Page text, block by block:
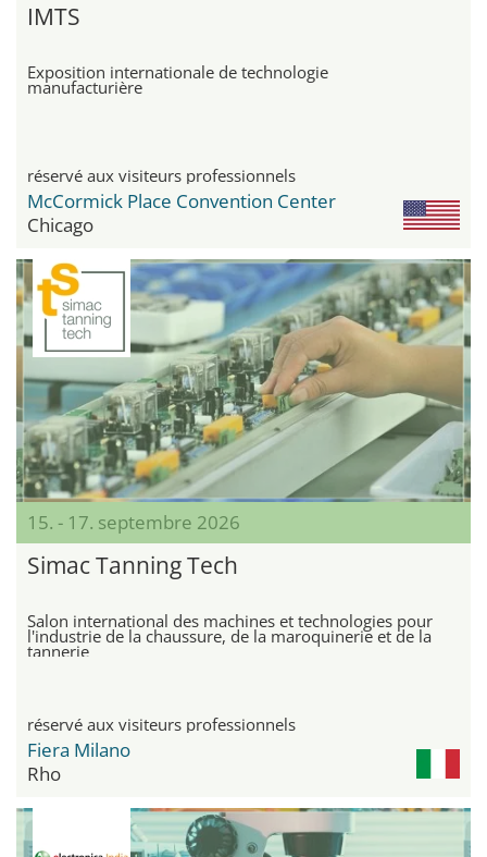
IMTS
Exposition internationale de technologie
manufacturière
réservé aux visiteurs professionnels
McCormick Place Convention Center
Chicago
15. - 17. septembre 2026
Simac Tanning Tech
Salon international des machines et technologies pour
l'industrie de la chaussure, de la maroquinerie et de la
tannerie
réservé aux visiteurs professionnels
Fiera Milano
Rho